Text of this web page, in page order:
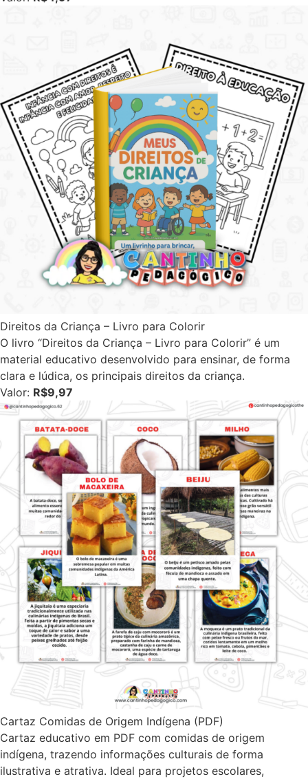
Direitos da Criança – Livro para Colorir
O livro “Direitos da Criança – Livro para Colorir” é um
material educativo desenvolvido para ensinar, de forma
clara e lúdica, os principais direitos da criança.
Valor: R$9,97
Cartaz Comidas de Origem Indígena (PDF)
Cartaz educativo em PDF com comidas de origem
indígena, trazendo informações culturais de forma
ilustrativa e atrativa. Ideal para projetos escolares,